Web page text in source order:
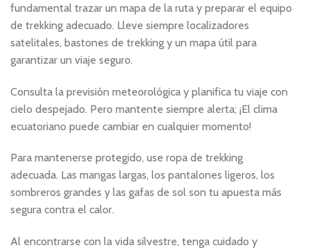
fundamental trazar un mapa de la ruta y preparar el equipo
de trekking adecuado. Lleve siempre localizadores
satelitales, bastones de trekking y un mapa útil para
garantizar un viaje seguro.
Consulta la previsión meteorológica y planifica tu viaje con
cielo despejado. Pero mantente siempre alerta; ¡El clima
ecuatoriano puede cambiar en cualquier momento!
Para mantenerse protegido, use ropa de trekking
adecuada. Las mangas largas, los pantalones ligeros, los
sombreros grandes y las gafas de sol son tu apuesta más
segura contra el calor.
Al encontrarse con la vida silvestre, tenga cuidado y